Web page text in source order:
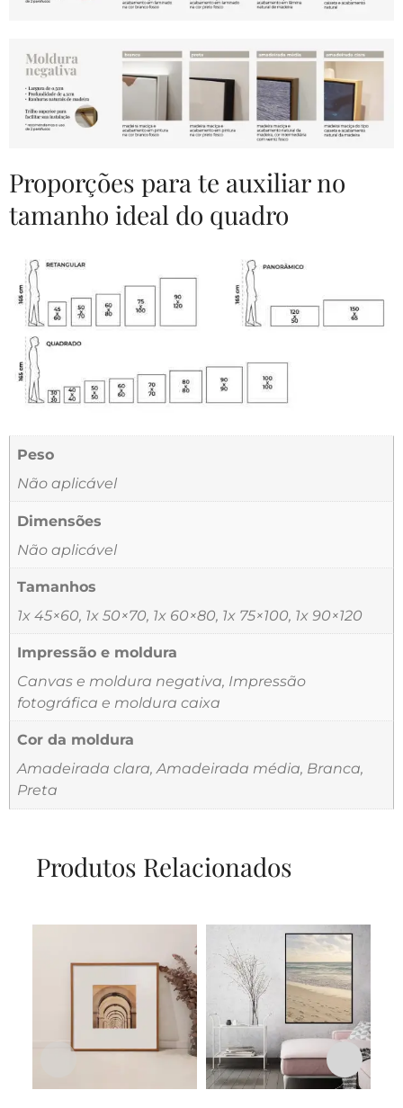
Proporções para te auxiliar no
tamanho ideal do quadro
Peso
Não aplicável
Dimensões
Não aplicável
Tamanhos
1x 45×60, 1x 50×70, 1x 60×80, 1x 75×100, 1x 90×120
Impressão e moldura
Canvas e moldura negativa, Impressão
fotográfica e moldura caixa
Cor da moldura
Amadeirada clara, Amadeirada média, Branca,
Preta
Produtos Relacionados